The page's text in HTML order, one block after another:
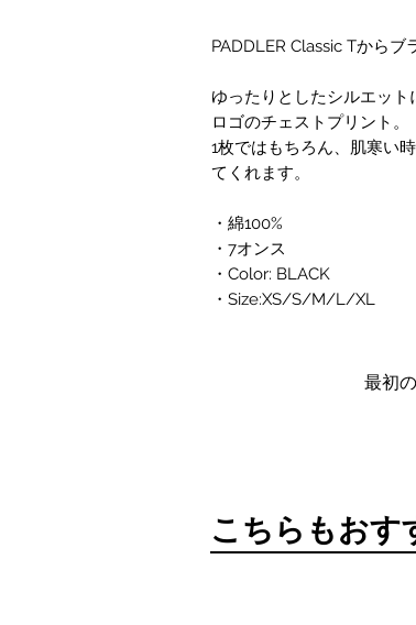
PADDLER Classic Tからブ
ゆったりとしたシルエッ
ロゴのチェストプリント。
1枚ではもちろん、肌寒い
てくれます。
・綿100%
・7オンス
・Color: BLACK
・Size:XS/S/M/L/XL
最初
こちらもおす